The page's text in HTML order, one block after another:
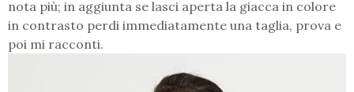
nota più; in aggiunta se lasci aperta la giacca in colore
in contrasto perdi immediatamente una taglia, prova e
poi mi racconti.